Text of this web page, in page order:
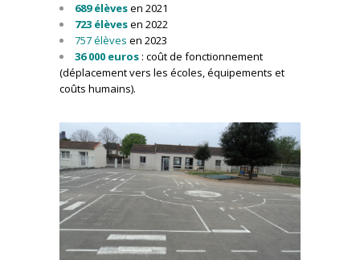
689 élèvesen 2021
723 élèvesen 2022
757 élèves en 2023
36 000 euros : coût de fonctionnement
(déplacement vers les écoles, équipements et
coûts humains).